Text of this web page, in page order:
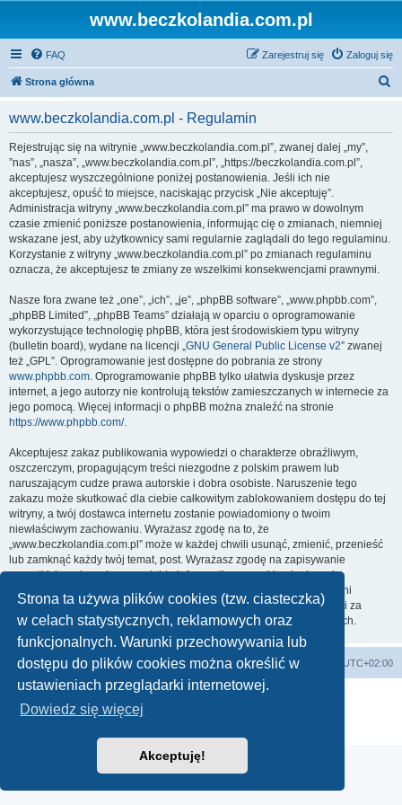
Strona ta używa plików cookies (tzw. ciasteczka)
w celach statystycznych, reklamowych oraz
funkcjonalnych. Warunki przechowywania lub
dostępu do plików cookies można określić w
ustawieniach przeglądarki internetowej.
Dowiedz się więcej
Akceptuję!
www.beczkolandia.com.pl
FAQ Zaloguj się
Zarejestruj się
Strona główna
www.beczkolandia.com.pl - Regulamin
Rejestrując się na witrynie „www.beczkolandia.com.pl”, zwanej dalej „my”,
”nas”, „nasza”, „www.beczkolandia.com.pl”, „https://beczkolandia.com.pl”,
akceptujesz wyszczególnione poniżej postanowienia. Jeśli ich nie
akceptujesz, opuść to miejsce, naciskając przycisk „Nie akceptuję”.
Administracja witryny „www.beczkolandia.com.pl” ma prawo w dowolnym
czasie zmienić poniższe postanowienia, informując cię o zmianach, niemniej
wskazane jest, aby użytkownicy sami regularnie zaglądali do tego regulaminu.
Korzystanie z witryny „www.beczkolandia.com.pl” po zmianach regulaminu
oznacza, że akceptujesz te zmiany ze wszelkimi konsekwencjami prawnymi.
Nasze fora zwane też „one”, „ich”, „je”, „phpBB software”, „www.phpbb.com”,
„phpBB Limited”, „phpBB Teams” działają w oparciu o oprogramowanie
wykorzystujące technologię phpBB, która jest środowiskiem typu witryny
(bulletin board), wydane na licencji „GNU General Public License v2” zwanej
też „GPL”. Oprogramowanie jest dostępne do pobrania ze strony
www.phpbb.com. Oprogramowanie phpBB tylko ułatwia dyskusje przez
internet, a jego autorzy nie kontrolują tekstów zamieszczanych w internecie za
jego pomocą. Więcej informacji o phpBB można znaleźć na stronie
https://www.phpbb.com/.
Akceptujesz zakaz publikowania wypowiedzi o charakterze obraźliwym,
oszczerczym, propagującym treści niezgodne z polskim prawem lub
naruszającym cudze prawa autorskie i dobra osobiste. Naruszenie tego
zakazu może skutkować dla ciebie całkowitym zablokowaniem dostępu do tej
witryny, a twój dostawca internetu zostanie powiadomiony o twoim
niewłaściwym zachowaniu. Wyrażasz zgodę na to, że
„www.beczkolandia.com.pl” może w każdej chwili usunąć, zmienić, przenieść
lub zamknąć każdy twój temat, post. Wyrażasz zgodę na zapisywanie
wszystkich podanych przez ciebie informacji w naszej bazie danych.
Informacje te nie będą przekazywane nikomu bez twojej zgody, ale ani
„www.beczkolandia.com.pl”, ani phpBB nie ponosi odpowiedzialności za
włamania do witryny, podczas których może dojść do kradzieży danych.
Strona główna Strefa czasowa UTC+02:00
Technologię dostarcza
® Forum Software © phpBB Limited
Polski pakiet językowy dostarcza